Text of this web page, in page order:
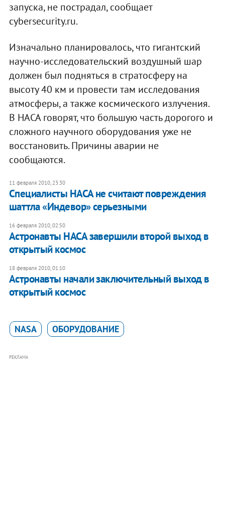
запуска, не пострадал, сообщает
cybersecurity.ru.
Изначально планировалось, что гигантский
научно-исследовательский воздушный шар
должен был подняться в стратосферу на
высоту 40 км и провести там исследования
атмосферы, а также космического излучения.
В НАСА говорят, что большую часть дорогого и
сложного научного оборудования уже не
восстановить. Причины аварии не
сообщаются.
11 февраля 2010, 23:30
Специалисты НАСА не считают повреждения
шаттла «Индевор» серьезными
16 февраля 2010, 02:50
Астронавты НАСА завершили второй выход в
открытый космос
18 февраля 2010, 01:10
Астронавты начали заключительный выход в
открытый космос
NASA ОБОРУДОВАНИЕ
РЕКЛАМА